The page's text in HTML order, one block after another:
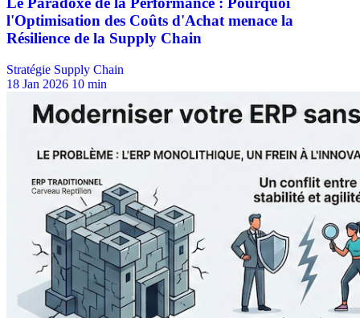
Stratégie Supply Chain
18 Jan 2026 10 min